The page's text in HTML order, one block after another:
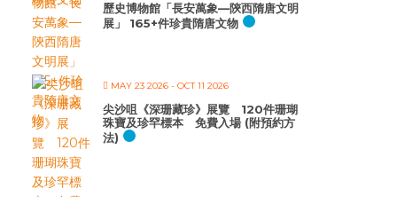
歷史博物館「長安萬象—陝西隋唐文明
展」 165+件珍貴隋唐文物
MAY 23 2026 - OCT 11 2026
尖沙咀《深珊藏珍》展覽 120件珊瑚
珠寶及珍罕標本 免費入場 (附預約方
法)